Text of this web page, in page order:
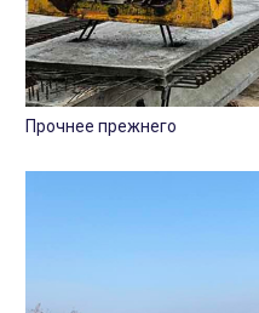
Прочнее прежнего